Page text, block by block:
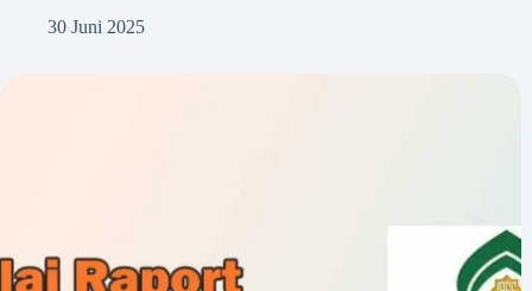
30 Juni 2025